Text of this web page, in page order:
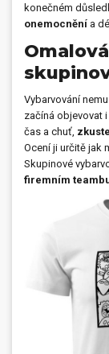
konečném
onemocnění a
Vybarvování
začíná objevovat
čas a chuť,
Ocení ji určitě jak
Skupinové
firemním